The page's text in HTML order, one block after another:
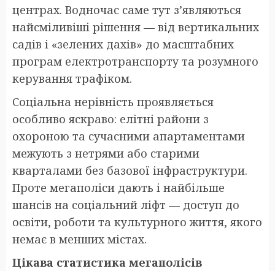
центрах. Водночас саме тут з’являються
найсміливіші рішення — від вертикальних
садів і «зелених дахів» до масштабних
програм електротранспорту та розумного
керування трафіком.
Соціальна нерівність проявляється
особливо яскраво: елітні райони з
охороною та сучасними апартаментами
межують з нетрями або старими
кварталами без базової інфраструктури.
Проте мегаполіси дають і найбільше
шансів на соціальний ліфт — доступ до
освіти, роботи та культурного життя, якого
немає в менших містах.
Цікава статистика мегаполісів